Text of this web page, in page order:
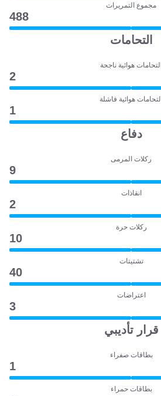
مجموع التمريرات
488
التحامات
التحامات هوائية ناجحة
2
التحامات هوائية فاشلة
1
دفاع
ركلات المرمى
9
انقاذات
2
ركلات حرة
10
تشتيتات
40
اعتراضات
3
قرار تأديبي
بطاقات صفراء
1
بطاقات حمراء